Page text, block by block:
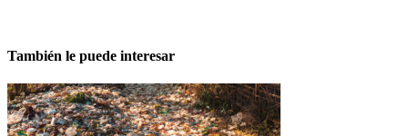
También le puede interesar